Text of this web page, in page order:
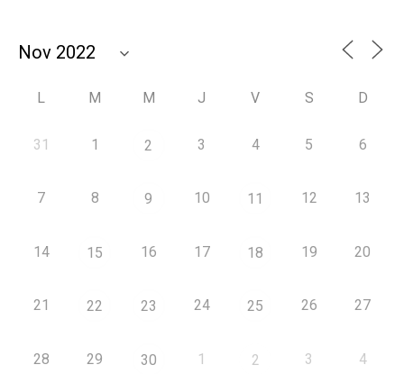
L M M J V S D
31 1 2 3 4 5 6
7 8 9 10 11 12 13
14 15 16 17 18 19 20
21 22 23 24 25 26 27
28 29 30 1 2 3 4